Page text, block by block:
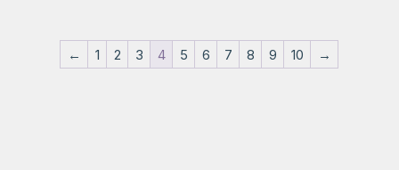
← 1 2 3 4 5 6 7 8 9 10 →